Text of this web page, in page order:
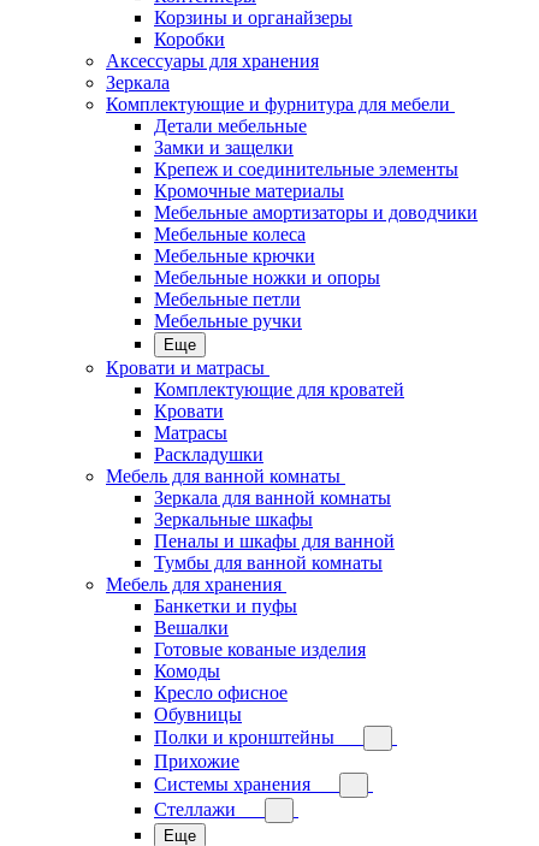
Корзины и органайзеры
Коробки
Аксессуары для хранения
Зеркала
Комплектующие и фурнитура для мебели
Детали мебельные
Замки и защелки
Крепеж и соединительные элементы
Кромочные материалы
Мебельные амортизаторы и доводчики
Мебельные колеса
Мебельные крючки
Мебельные ножки и опоры
Мебельные петли
Мебельные ручки
Еще
Кровати и матрасы
Комплектующие для кроватей
Кровати
Матрасы
Раскладушки
Мебель для ванной комнаты
Зеркала для ванной комнаты
Зеркальные шкафы
Пеналы и шкафы для ванной
Тумбы для ванной комнаты
Мебель для хранения
Банкетки и пуфы
Вешалки
Готовые кованые изделия
Комоды
Кресло офисное
Обувницы
Полки и кронштейны
Прихожие
Системы хранения
Стеллажи
Еще